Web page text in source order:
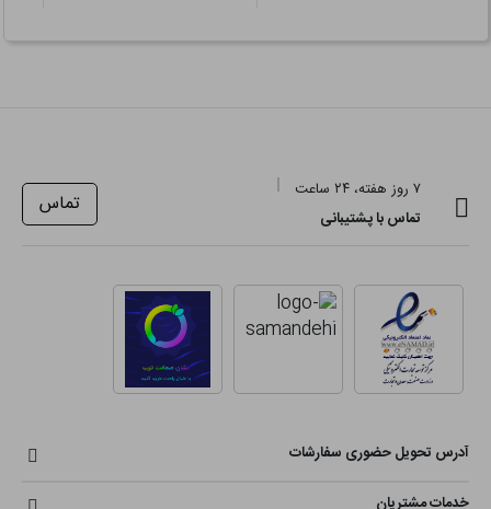
۷ روز هفته، ۲۴ ساعت
تماس با پشتیبانی
تماس
آدرس تحویل حضوری سفارشات
خدمات مشتریان